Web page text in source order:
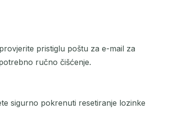
pristiglu poštu za e-mail za
ručno čišćenje.
sigurno pokrenuti resetiranje lozinke